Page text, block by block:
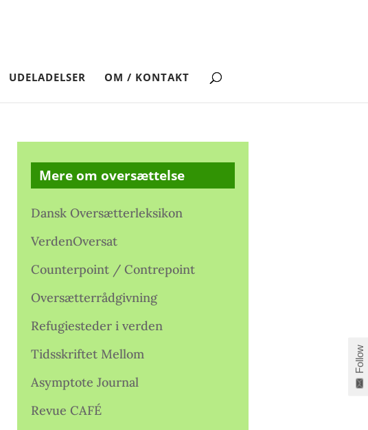
UDELADELSER OM / KONTAKT
Mere om oversættelse
Dansk Oversætterleksikon
VerdenOversat
Counterpoint / Contrepoint
Oversætterrådgivning
Refugiesteder i verden
Tidsskriftet Mellom
Asymptote Journal
Revue CAFÉ
Follow